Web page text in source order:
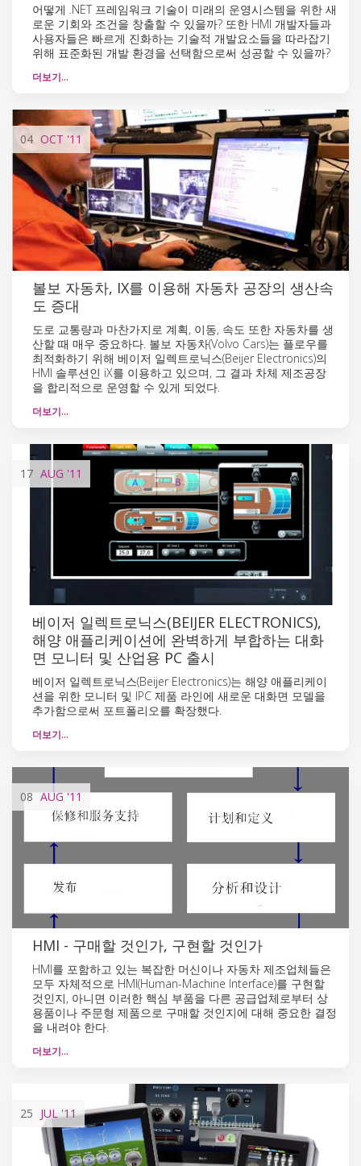
어떻게 .NET 프레임워크 기술이 미래의 운영시스템을 위한 새
로운 기회와 조건을 창출할 수 있을까? 또한 HMI 개발자들과
사용자들은 빠르게 진화하는 기술적 개발요소들을 따라잡기
위해 표준화된 개발 환경을 선택함으로써 성공할 수 있을까?
더보기…
04 OCT '11
볼보 자동차, IX를 이용해 자동차 공장의 생산속
도 증대
도로 교통량과 마찬가지로 계획, 이동, 속도 또한 자동차를 생
산할 때 매우 중요하다. 볼보 자동차(Volvo Cars)는 플로우를
최적화하기 위해 베이저 일렉트로닉스(Beijer Electronics)의
HMI 솔루션인 iX를 이용하고 있으며, 그 결과 차체 제조공장
을 합리적으로 운영할 수 있게 되었다.
더보기…
17 AUG '11
베이저 일렉트로닉스(BEIJER ELECTRONICS),
해양 애플리케이션에 완벽하게 부합하는 대화
면 모니터 및 산업용 PC 출시
베이저 일렉트로닉스(Beijer Electronics)는 해양 애플리케이
션을 위한 모니터 및 IPC 제품 라인에 새로운 대화면 모델을
추가함으로써 포트폴리오를 확장했다.
더보기…
08 AUG'11
HMI - 구매할 것인가, 구현할 것인가
HMI를 포함하고 있는 복잡한 머신이나 자동차 제조업체들은
모두 자체적으로 HMI(Human-Machine Interface)를 구현할
것인지, 아니면 이러한 핵심 부품을 다른 공급업체로부터 상
용품이나 주문형 제품으로 구매할 것인지에 대해 중요한 결정
을 내려야 한다.
더보기…
25 JUL'11